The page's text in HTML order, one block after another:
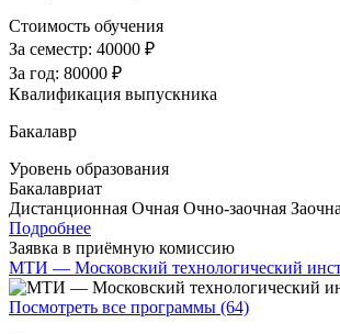
Стоимость обучения
За семестр: 40000 ₽
За год: 80000 ₽
Квалификация выпускника
Бакалавр
Уровень образования
Бакалавриат
Дистанционная Очная Очно-заочная
Подробнее
Заявка в приёмную комиссию
МТИ — Московский технологический
Посмотреть все программы (64)